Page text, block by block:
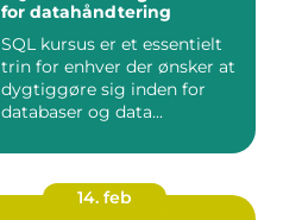
for datahåndtering
SQL kursus er et essentielt
trin for enhver der ønsker at
dygtiggøre sig inden for
databaser og data...
14. feb